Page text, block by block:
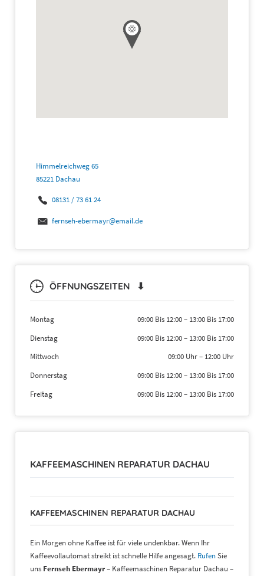
Himmelreichweg 65
85221 Dachau
08131 / 73 61 24
fernseh-ebermayr@email.de
ÖFFNUNGSZEITEN ⬇
Montag 09:00 Bis 12:00– 13:00 Bis 17:00
Dienstag
09:00 Bis 12:00– 13:00 Bis 17:00
Mittwoch
09:00 Uhr– 12:00 Uhr
Donnerstag
09:00 Bis 12:00– 13:00 Bis 17:00
Freitag
09:00 Bis 12:00– 13:00 Bis 17:00
KAFFEEMASCHINEN REPARATUR DACHAU
KAFFEEMASCHINEN REPARATUR DACHAU
Ein Morgen ohne Kaffee ist für viele undenkbar. Wenn Ihr
Kaffeevollautomat streikt ist schnelle Hilfe angesagt. RufenSie
uns Fernseh Ebermayr– Kaffeemaschinen Reparatur Dachau –